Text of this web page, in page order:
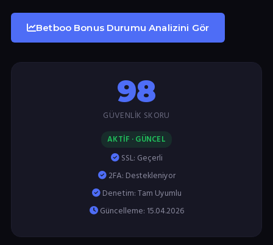
Betboo Bonus Durumu Analizini Gör
98
GÜVENLIK SKORU
AKTİF · GÜNCEL
SSL: Geçerli
2FA: Destekleniyor
Denetim: Tam Uyumlu
Güncelleme: 15.04.2026